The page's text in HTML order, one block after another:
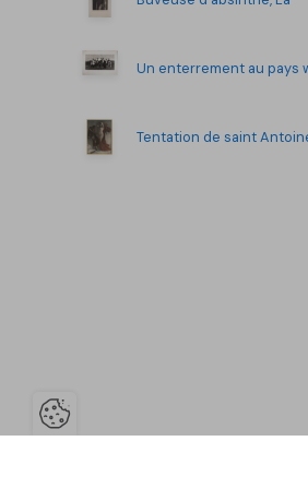
Un enterrement au pays
Tentation de saint
Ouvrir la barre de